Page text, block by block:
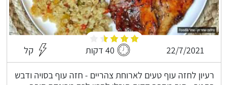
22/7/2021 40 דקות קל
רעיון לחזה עוף טעים לארוחת צהריים - חזה עוף בסויה ודבש